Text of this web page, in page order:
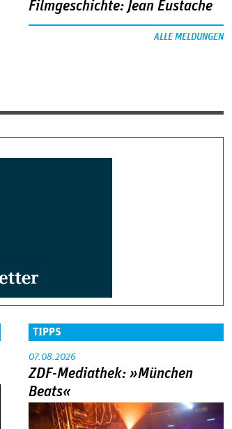
Filmgeschichte: Jean Eustache
ALLE MELDUNGEN
TIPPS
07.08.2026
ZDF-Mediathek: »München
Beats«